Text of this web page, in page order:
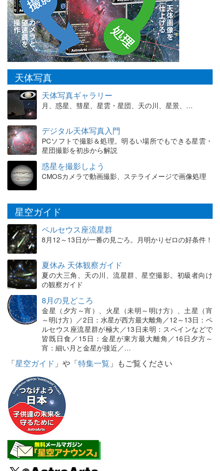
天体写真
天体写真ギャラリー
月、惑星、彗星、星雲・星団、天の川、星景、…
デジタル天体写真入門
PCソフトで撮影＆処理。明るい場所でもできる星雲・
星団撮影を初歩から解説
惑星を撮影しよう
CMOSカメラで動画撮影、ステライメージで画像処理
星空ガイド
ペルセウス座流星群
8月12～13日が一番の見ごろ。月明かりゼロの好条件！
夏休み 天体観察ガイド
夏の大三角、天の川、流星群、星空撮影。初級者向け
の観察ガイド
8月の見どころ
金星（夕方～宵）、火星（未明～明け方）、土星（宵
～明け方）／2日：水星が西方最大離角／12～13日：ペ
ルセウス座流星群が極大／13日未明：スペインなどで
皆既日食／15日：金星が東方最大離角／16日夕方～
宵：細い月と金星が接近／…
「星空ガイド 」や「特集一覧 」もご覧ください